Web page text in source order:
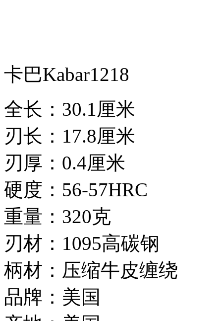
卡巴Kabar1218
全长：30.1厘米
刃长：17.8厘米
刃厚：0.4厘米
硬度：56-57HRC
重量：320克
刃材：1095高碳钢
柄材：压缩牛皮缠绕
品牌：美国